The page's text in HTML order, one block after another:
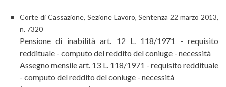
Corte di Cassazione, Sezione Lavoro, Sentenza 22 marzo 2013,
n. 7320
Pensione di inabilità art. 12 L. 118/1971 - requisito
reddituale - computo del reddito del coniuge - necessità
Assegno mensile art. 13 L. 118/1971 - requisito reddituale
- computo del reddito del coniuge - necessità